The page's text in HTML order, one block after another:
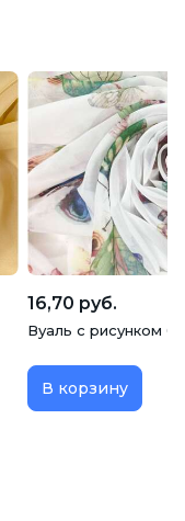
16,70 руб.
Вуаль с рисунком
В корзину